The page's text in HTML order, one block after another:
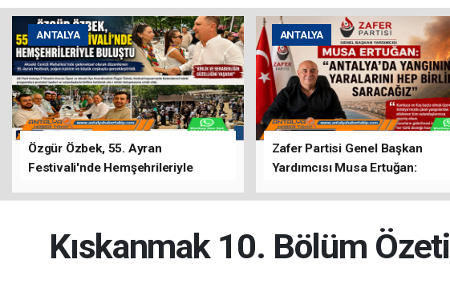
ANTALYA
Özgür Özbek, 55. Ayran
Festivali'nde Hemşehrileriyle
ANTALYA
Zafer Partisi Genel Başkan
Yardımcısı Musa Ertuğan:
Kıskanmak 10. Bölüm Özeti